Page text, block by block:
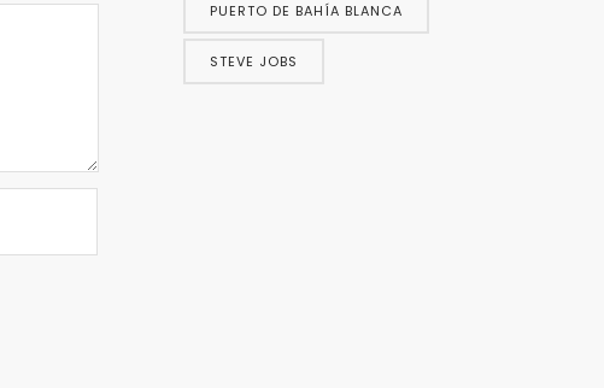
PUERTO DE BAHÍA BLANCA
STEVE JOBS